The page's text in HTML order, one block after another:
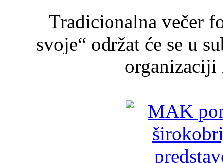
Tradicionalna večer
svoje“ održat će se u
organizaciji